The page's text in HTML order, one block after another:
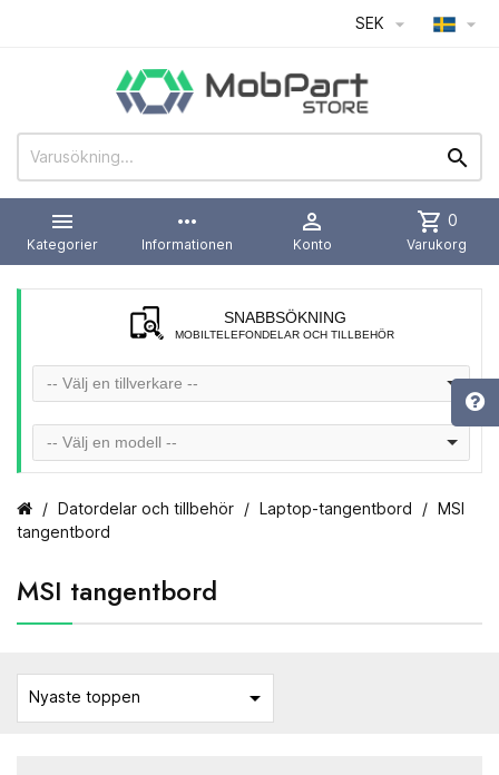
SEK  


Kategorier
more_horiz
Informationen

Konto
shopping_cart 0
Varukorg
SNABBSÖKNING
MOBILTELEFONDELAR OCH TILLBEHÖR
-- Välj en tillverkare --
-- Välj en modell --
Datordelar och tillbehör Laptop-tangentbord
MSI
tangentbord
MSI tangentbord
Nyaste toppen 